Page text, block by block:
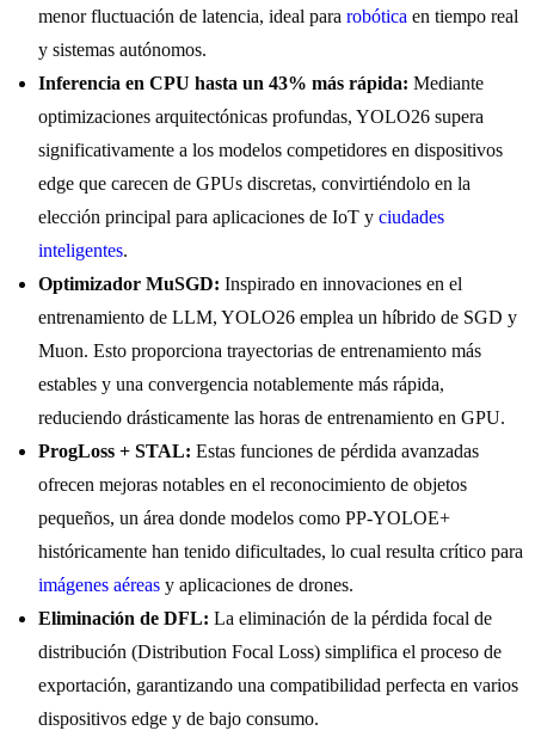
menor fluctuación de latencia, ideal para robótica en tiempo real
y sistemas autónomos.
Inferencia en CPU hasta un 43% más rápida: Mediante
optimizaciones arquitectónicas profundas, YOLO26 supera
significativamente a los modelos competidores en dispositivos
edge que carecen de GPUs discretas, convirtiéndolo en la
elección principal para aplicaciones de IoT y ciudades
inteligentes.
Optimizador MuSGD: Inspirado en innovaciones en el
entrenamiento de LLM, YOLO26 emplea un híbrido de SGD y
Muon. Esto proporciona trayectorias de entrenamiento más
estables y una convergencia notablemente más rápida,
reduciendo drásticamente las horas de entrenamiento en GPU.
ProgLoss + STAL: Estas funciones de pérdida avanzadas
ofrecen mejoras notables en el reconocimiento de objetos
pequeños, un área donde modelos como PP-YOLOE+
históricamente han tenido dificultades, lo cual resulta crítico para
imágenes aéreas y aplicaciones de drones.
Eliminación de DFL: La eliminación de la pérdida focal de
distribución (Distribution Focal Loss) simplifica el proceso de
exportación, garantizando una compatibilidad perfecta en varios
dispositivos edge y de bajo consumo.